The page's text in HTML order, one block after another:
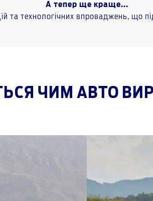
А тепер ще краще...
та технологічних впроваджень, що
ЧИМ АВТО